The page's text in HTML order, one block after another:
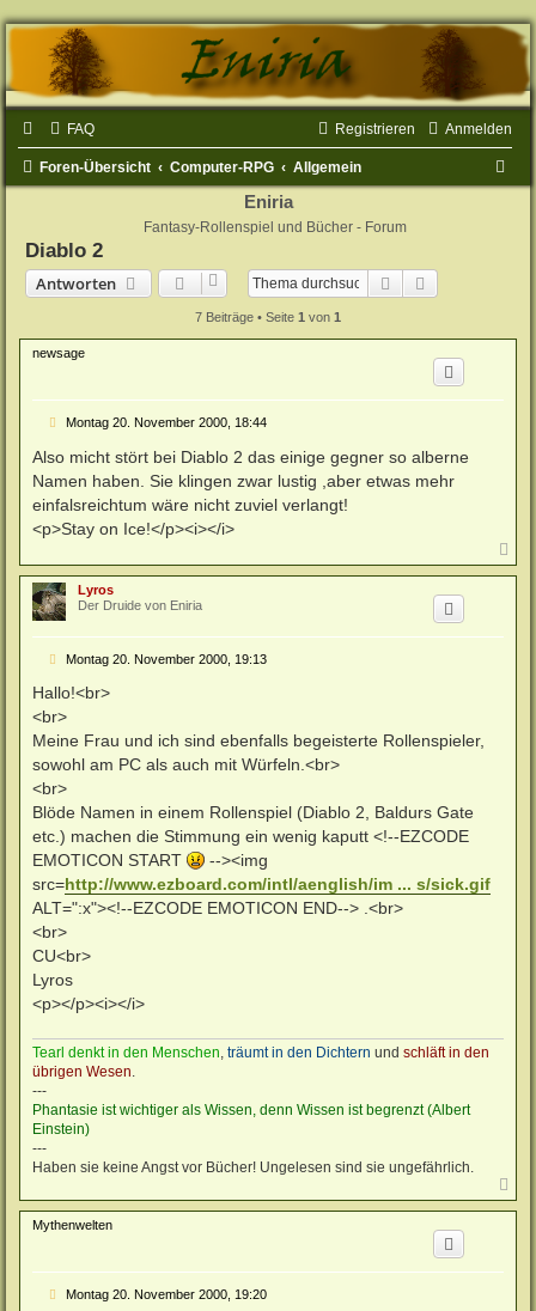
FAQ Anmelden
Registrieren
Foren-Übersicht Computer-RPG Allgemein
Eniria
Fantasy-Rollenspiel und Bücher - Forum
Diablo 2
Antworten
Suche
7 Beiträge • Seite 1 von 1
newsage
B
i
r
g
Montag 20. November 2000, 18:44
Also micht stört bei Diablo 2 das einige gegner so alberne
Namen haben. Sie klingen zwar lustig ,aber etwas mehr
einfalsreichtum wäre nicht zuviel verlangt!
<p>Stay on Ice!</p><i></i>
a
c
Lyros
Der Druide von Eniria
B
i
r
a
g
Montag 20. November 2000, 19:13
Hallo!<br>
<br>
Meine Frau und ich sind ebenfalls begeisterte Rollenspieler,
sowohl am PC als auch mit Würfeln.<br>
<br>
Blöde Namen in einem Rollenspiel (Diablo 2, Baldurs Gate
etc.) machen die Stimmung ein wenig kaputt <!--EZCODE
EMOTICON START
--><img
src=http://www.ezboard.com/intl/aenglish/im ... s/sick.gif
ALT=":x"><!--EZCODE EMOTICON END--> .<br>
<br>
CU<br>
Lyros
<p></p><i></i>
Tearl denkt in den Menschen, träumt in den Dichtern und schläft in den
übrigen Wesen.
---
Phantasie ist wichtiger als Wissen, denn Wissen ist begrenzt (Albert
Einstein)
---
Haben sie keine Angst vor Bücher! Ungelesen sind sie ungefährlich.
a
c
Mythenwelten
BMontag 20. November 2000, 19:20